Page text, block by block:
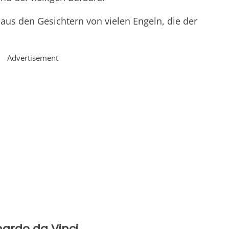
den Gesichtern von vielen Engeln, die der
Advertisement